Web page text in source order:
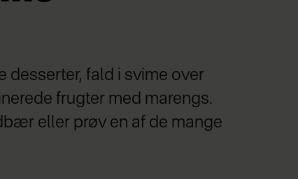
desserter, fald i svime over
frugter med marengs.
eller prøv en af de mange